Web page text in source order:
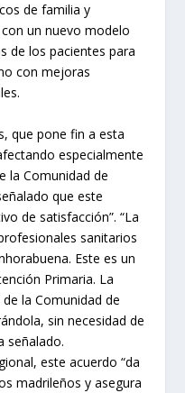
de familia y
un nuevo modelo
de los pacientes para
con mejoras
que pone fin a esta
especialmente
la Comunidad de
que este
de satisfacción”. “La
sanitarios
Este es un
Primaria. La
la Comunidad de
sin necesidad de
señalado.
este acuerdo “da
madrileños y asegura